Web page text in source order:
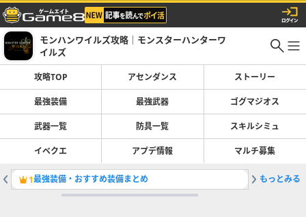
モンハンワイルズ攻略｜モンスターハンターワ
イルズ
攻略TOP アセンダンス ストーリー
最強装備 最強武器 ゴグマジオス
武器一覧 防具一覧 スキルシミュ
イベクエ アプデ情報 マルチ募集
1最強装備・おすすめ装備まとめ 2天滄無
もっとみる